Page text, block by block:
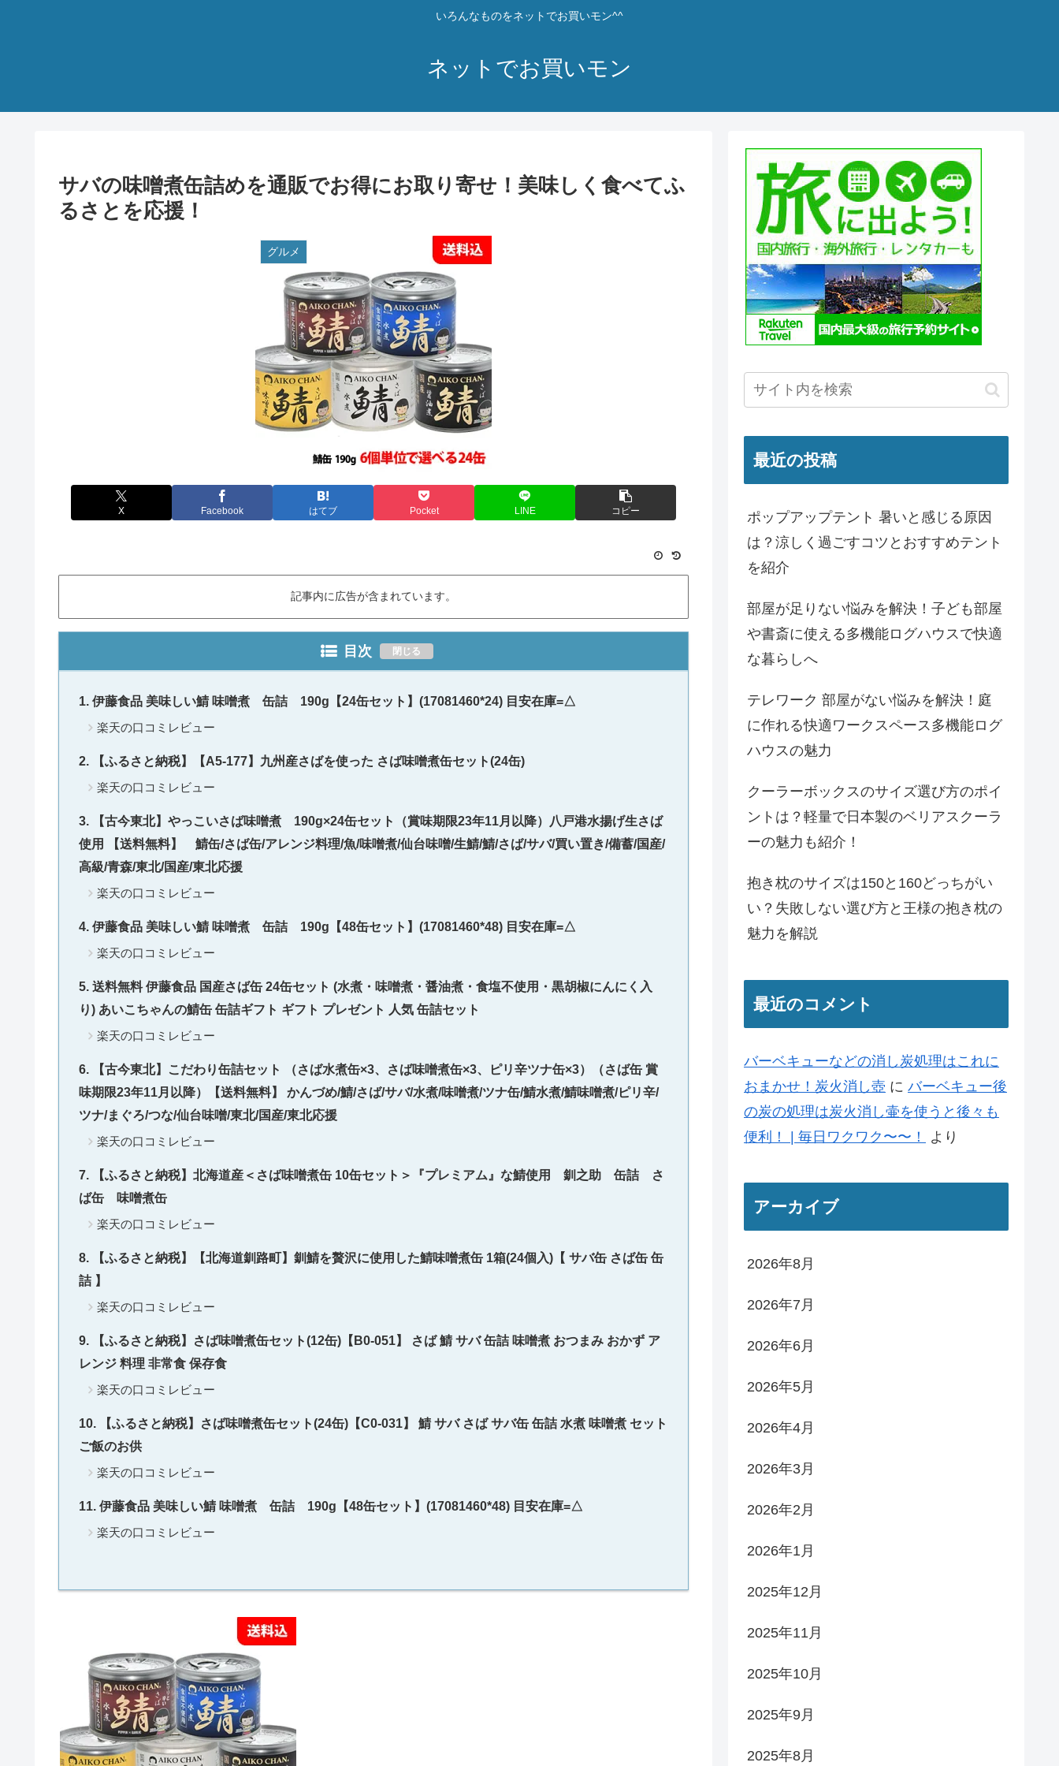
いろんなものをネットでお買いモン^^
ネットでお買いモン
サバの味噌煮缶詰めを通販でお得にお取り寄せ！美味しく食べてふ
るさとを応援！
グルメ
X Facebook はてブ Pocket LINE コピー
記事内に広告が含まれています。
目次
伊藤食品 美味しい鯖 味噌煮 缶詰 190g【24缶セット】(17081460*24) 目安在庫=△
楽天の口コミレビュー
【ふるさと納税】【A5-177】九州産さばを使った さば味噌煮缶セット(24缶)
楽天の口コミレビュー
【古今東北】やっこいさば味噌煮 190g×24缶セット（賞味期限23年11月以降）八戸港水揚げ生さば
使用 【送料無料】 鯖缶/さば缶/アレンジ料理/魚/味噌煮/仙台味噌/生鯖/鯖/さば/サバ/買い置き/備蓄/国産/
高級/青森/東北/国産/東北応援
楽天の口コミレビュー
伊藤食品 美味しい鯖 味噌煮 缶詰 190g【48缶セット】(17081460*48) 目安在庫=△
楽天の口コミレビュー
送料無料 伊藤食品 国産さば缶 24缶セット (水煮・味噌煮・醤油煮・食塩不使用・黒胡椒にんにく入
り) あいこちゃんの鯖缶 缶詰ギフト ギフト プレゼント 人気 缶詰セット
楽天の口コミレビュー
【古今東北】こだわり缶詰セット （さば水煮缶×3、さば味噌煮缶×3、ピリ辛ツナ缶×3）（さば缶 賞
味期限23年11月以降）【送料無料】 かんづめ/鯖/さば/サバ/水煮/味噌煮/ツナ缶/鯖水煮/鯖味噌煮/ピリ辛/
ツナ/まぐろ/つな/仙台味噌/東北/国産/東北応援
楽天の口コミレビュー
【ふるさと納税】北海道産＜さば味噌煮缶 10缶セット＞『プレミアム』な鯖使用 釧之助 缶詰 さ
ば缶 味噌煮缶
楽天の口コミレビュー
【ふるさと納税】【北海道釧路町】釧鯖を贅沢に使用した鯖味噌煮缶 1箱(24個入)【 サバ缶 さば缶 缶
詰 】
楽天の口コミレビュー
【ふるさと納税】さば味噌煮缶セット(12缶)【B0-051】 さば 鯖 サバ 缶詰 味噌煮 おつまみ おかず ア
レンジ 料理 非常食 保存食
楽天の口コミレビュー
【ふるさと納税】さば味噌煮缶セット(24缶)【C0-031】 鯖 サバ さば サバ缶 缶詰 水煮 味噌煮 セット
ご飯のお供
楽天の口コミレビュー
伊藤食品 美味しい鯖 味噌煮 缶詰 190g【48缶セット】(17081460*48) 目安在庫=△
楽天の口コミレビュー
最近の投稿
ポップアップテント 暑いと感じる原因
は？涼しく過ごすコツとおすすめテント
を紹介
部屋が足りない悩みを解決！子ども部屋
や書斎に使える多機能ログハウスで快適
な暮らしへ
テレワーク 部屋がない悩みを解決！庭
に作れる快適ワークスペース多機能ログ
ハウスの魅力
クーラーボックスのサイズ選び方のポイ
ントは？軽量で日本製のベリアスクーラ
ーの魅力も紹介！
抱き枕のサイズは150と160どっちがい
い？失敗しない選び方と王様の抱き枕の
魅力を解説
最近のコメント
バーベキューなどの消し炭処理はこれに
おまかせ！炭火消し壺 に バーベキュー後
の炭の処理は炭火消し壷を使うと後々も
便利！ | 毎日ワクワク〜〜！
より
アーカイブ
2026年8月
2026年7月
2026年6月
2026年5月
2026年4月
2026年3月
2026年2月
2026年1月
2025年12月
2025年11月
2025年10月
2025年9月
2025年8月